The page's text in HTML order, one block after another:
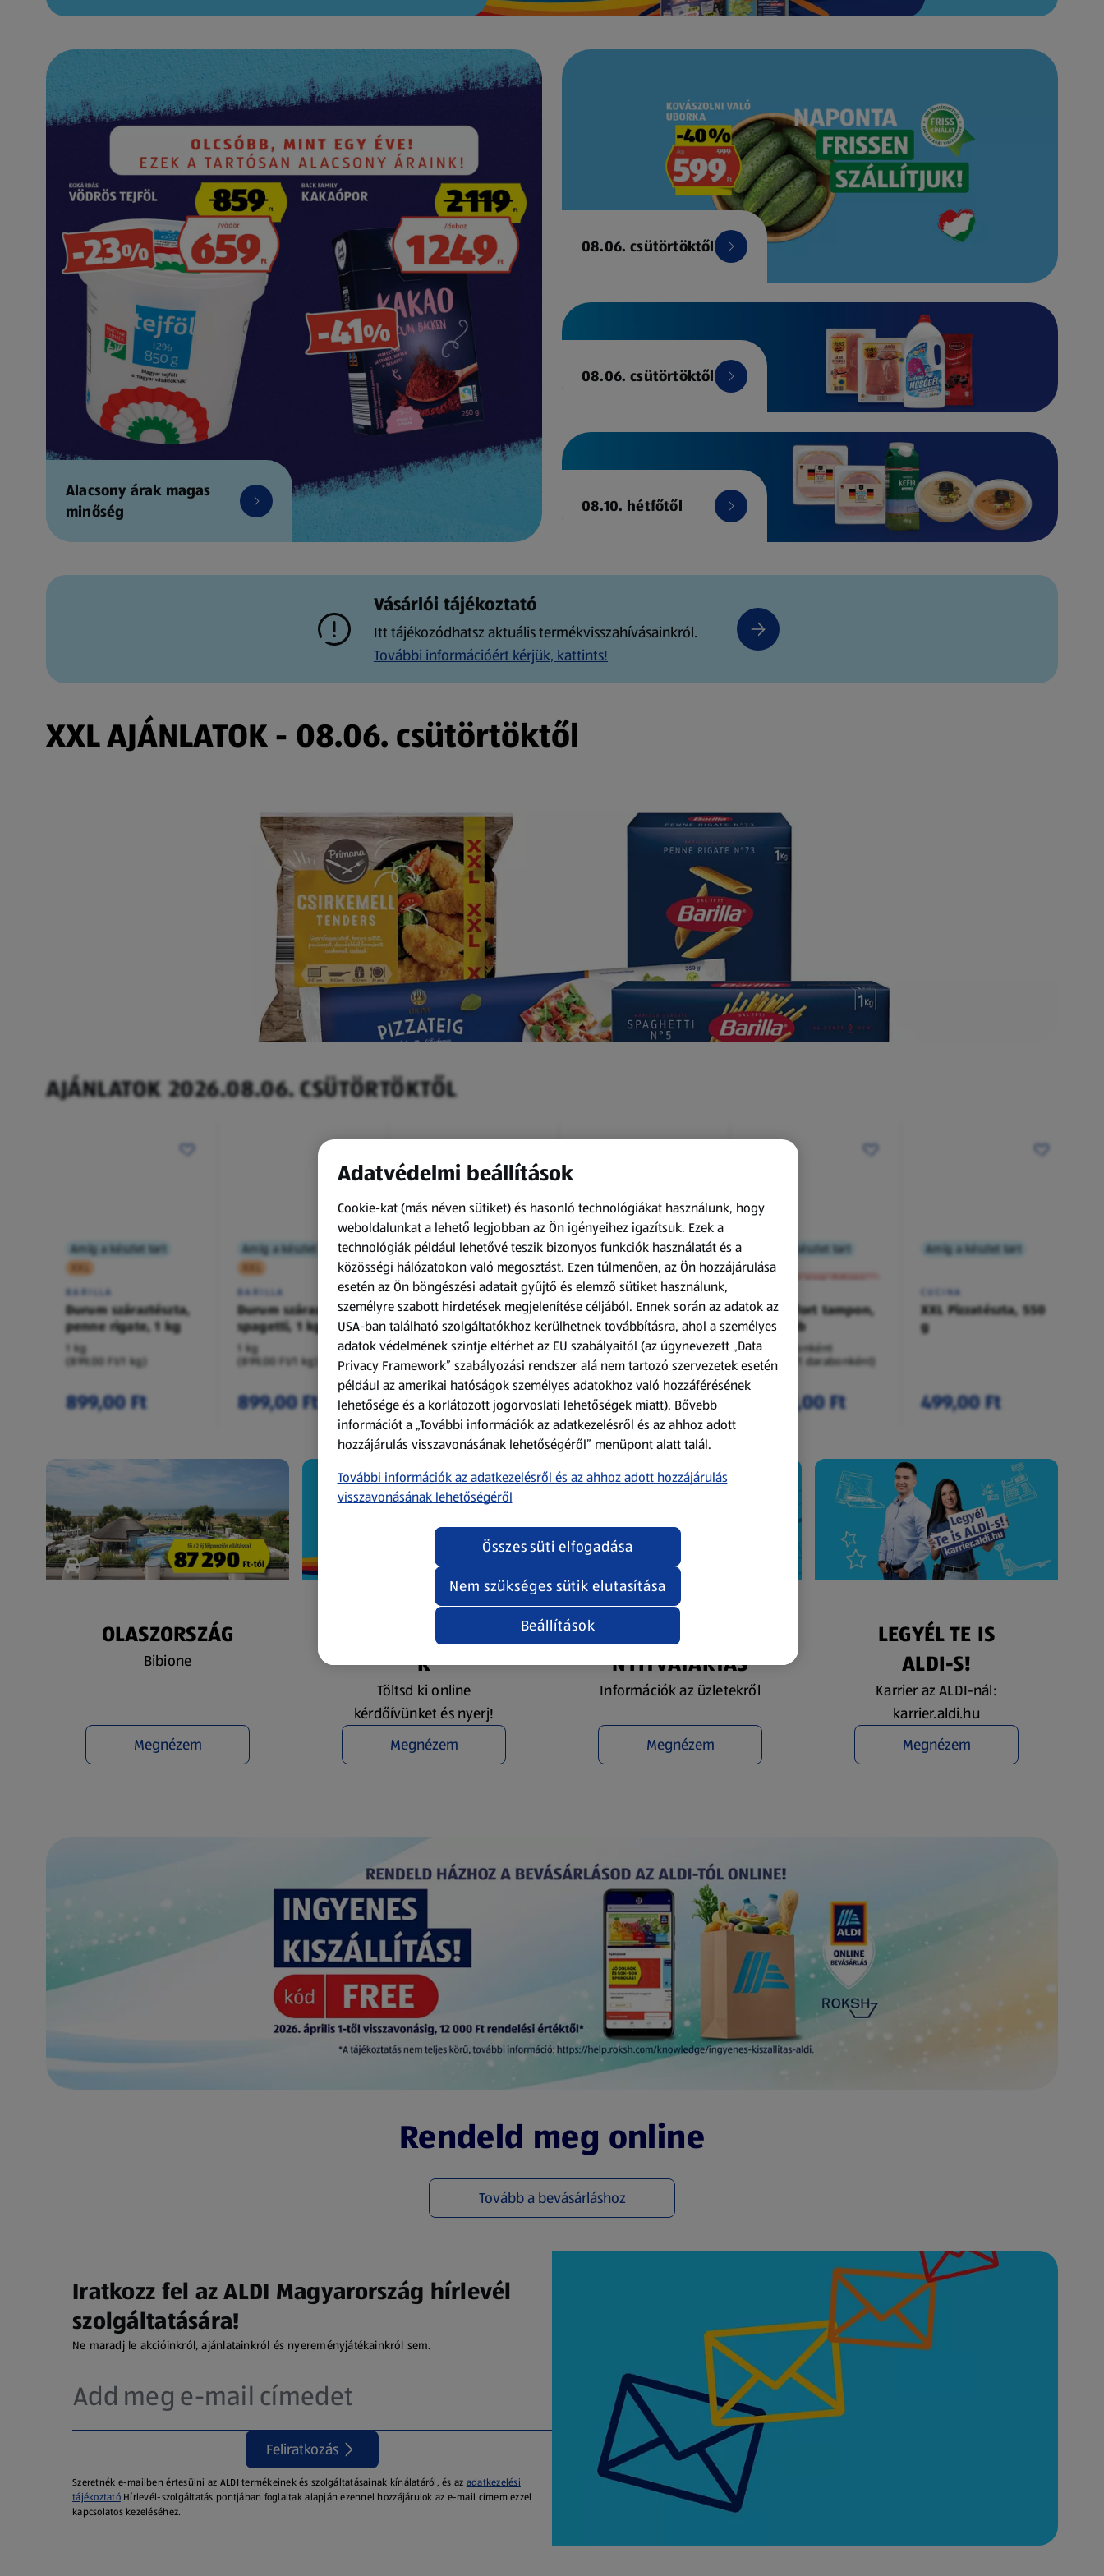
Alacsony árak magas
minőség
08.06. csütörtöktől
08.06. csütörtöktől
08.10. hétfőtől
Vásárlói tájékoztató
Itt tájékozódhatsz aktuális termékvisszahívásainkról.
További információért kérjük, kattints!
XXL AJÁNLATOK - 08.06. csütörtöktől
AJÁNLATOK 2026.08.06. CSÜTÖRTÖKTŐL
Amíg a készlet tart
XXL
BARILLA
Durum száraztészta,
penne rigate, 1 kg
1 kg
(899,00 Ft/1 kg)
899,00 Ft
Amíg a készlet tart
XXL
BARILLA
Durum száraztészta,
spagetti, 1 kg
1 kg
(899,00 Ft/1 kg)
899,00 Ft
Amíg a készlet tart
XXL
ACTIMEL
Actimel joghurtital, 8
palack
0,8 kg
(1 186,25 Ft/1 kg)
949,00 Ft
Amíg a készlet tart
XXL
O.B.
Procomfort tampon,
64 darab
64 darabonként
(59,36 Ft/1 darabonként)
3 799,00 Ft
Amíg a készlet tart
XXL
A termék nem érkezett meg!
Procomfort tampon,
54 darab
54 darabonként
(62,94 Ft/1 darabonként)
3 399,00 Ft
Amíg a készlet tart
CUCINA
XXL Pizzatészta, 550
g
499,00 Ft
OLASZORSZÁG
Bibione
Megnézem
NYEREMÉNYJÁTÉ
K
Töltsd ki online
kérdőívünket és nyerj!
Megnézem
ÜZLETKERESŐ ÉS
NYITVATARTÁS
Információk az üzletekről
Megnézem
LEGYÉL TE IS
ALDI-S!
Karrier az ALDI-nál:
karrier.aldi.hu
Megnézem
(új oldalon nyílik meg)
Rendeld meg online
Tovább a bevásárláshoz
(új oldalon nyílik meg)
Iratkozz fel az ALDI Magyarország hírlevél
szolgáltatására!
Ne maradj le akcióinkról, ajánlatainkról és nyereményjátékainkról sem.
Feliratkozás
Szeretnék e-mailben értesülni az ALDI termékeinek és szolgáltatásainak kínálatáról, és az adatkezelési
tájékoztatóHírlevél-szolgáltatás pontjában foglaltak alapján ezennel hozzájárulok az e-mail címem ezzel
kapcsolatos kezeléséhez.
Adatvédelmi beállítások
Cookie-kat (más néven sütiket) és hasonló technológiákat használunk, hogy
weboldalunkat a lehető legjobban az Ön igényeihez igazítsuk. Ezek a
technológiák például lehetővé teszik bizonyos funkciók használatát és a
közösségi hálózatokon való megosztást. Ezen túlmenően, az Ön hozzájárulása
esetén az Ön böngészési adatait gyűjtő és elemző sütiket használunk,
személyre szabott hirdetések megjelenítése céljából. Ennek során az adatok az
USA-ban található szolgáltatókhoz kerülhetnek továbbításra, ahol a személyes
adatok védelmének szintje eltérhet az EU szabályaitól (az úgynevezett „Data
Privacy Framework” szabályozási rendszer alá nem tartozó szervezetek esetén
például az amerikai hatóságok személyes adatokhoz való hozzáférésének
lehetősége és a korlátozott jogorvoslati lehetőségek miatt). Bővebb
információt a „További információk az adatkezelésről és az ahhoz adott
hozzájárulás visszavonásának lehetőségéről” menüpont alatt talál.
További információk az adatkezelésről és az ahhoz adott hozzájárulás
visszavonásának lehetőségéről
Beállítások
Nem szükséges sütik elutasítása
Összes süti elfogadása